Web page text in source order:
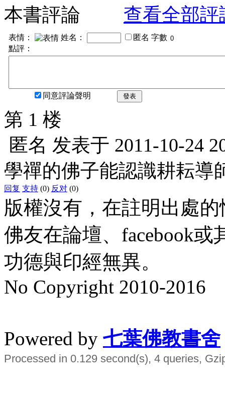
本書評論
查看全部評
表情： 姓名： 匿名 字數
點評：
同意評論聲明 發表
第 1 楼
匿名 发表于 2011-10-24
學禪的佛子能認識耕耘導
回复 支持 (0) 反对 (0)
版權沒有，在註明出處
佛友在論壇、facebook
功德與印經無異。
No Copyright 2010-2016
Powered by 七葉佛教書舍
Processed in 0.129 second(s), 4 queries,